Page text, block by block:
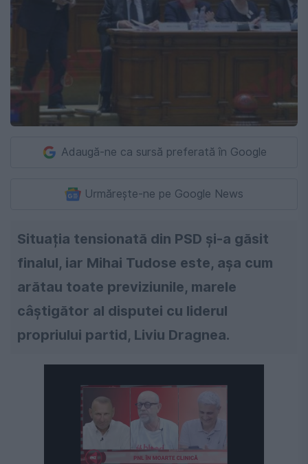
Adaugă-ne ca sursă preferată în Google
Urmărește-ne pe Google News
Situația tensionată din PSD și-a găsit
finalul, iar Mihai Tudose este, așa cum
arătau toate previziunile, marele
câștigător al disputei cu liderul
propriului partid, Liviu Dragnea.